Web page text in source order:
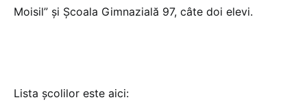
Moisil” și Școala Gimnazială 97, câte doi elevi.
Lista școlilor este aici: